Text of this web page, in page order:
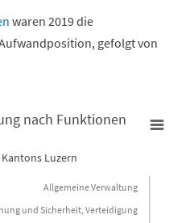
waren 2019 die
gefolgt von
2019
nach Funktionen
Luzern
Allgemeine Verwaltung
und Sicherheit, Verteidigung